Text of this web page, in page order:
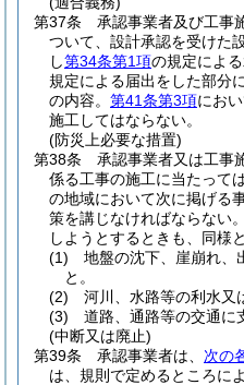
第37条
承認事業者及び工事
ついて、設計承認を受けた
し第34条第1項の規定によ
規定による届出をした部分
の内容。 第41条第3項にお
施工してはならない。
(防災上必要な措置)
第38条
承認事業者又は工事
係る工事の施工に当たって
の地域において次に掲げる
策を講じなければならない。
しようとするときも、同様
(1)
地盤の沈下、崖崩れ、
と。
(2)
河川、水路等の利水又
(3)
道路、通路等の交通に
(中断又は廃止)
第39条
承認事業者は、 次の
は、規則で定めるところに